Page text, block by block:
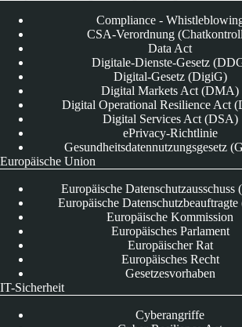
Compliance -
CSA-Verordnung
Data Act
Digitale-Dienste-Gesetz
Digital-Gesetz (DigiG)
Digital Markets Act (DMA)
Digital Operational Resilience Act
Digital Services Act (DSA)
ePrivacy-Richtlinie
Gesundheitsdatennutzungsgesetz
Europäische Union
Europäische Datenschutzausschuss
Europäische
Europäische Kommission
Europäisches Parlament
Europäischer Rat
Europäisches Recht
Gesetzesvorhaben
IT-Sicherheit
Cyberangriffe